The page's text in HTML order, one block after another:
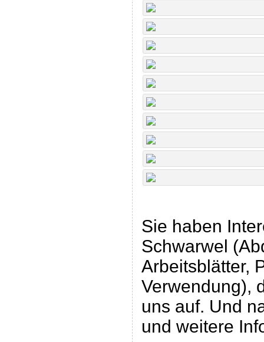
Sie haben
Schwarwel
Arbeitsblätter,
Verwendung),
uns auf. Und
und weitere